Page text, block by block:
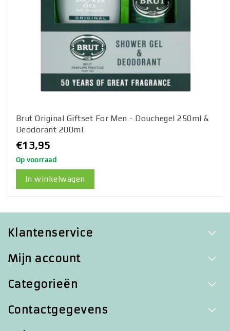
Brut Original Giftset For Men - Douchegel 250ml &
Deodorant 200ml
€13,95
Op voorraad
In winkelwagen
Klantenservice
Mijn account
Categorieën
Contactgegevens